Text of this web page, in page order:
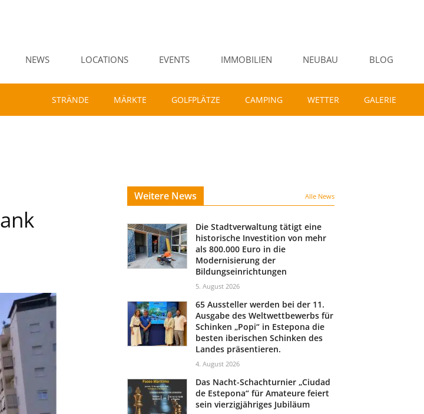
NEWS LOCATIONS EVENTS IMMOBILIEN NEUBAU BLOG
STRÄNDE MÄRKTE GOLFPLÄTZE CAMPING WETTER GALERIE
Weitere News Alle News
Die Stadtverwaltung tätigt eine
historische Investition von mehr
als 800.000 Euro in die
Modernisierung der
Bildungseinrichtungen
5. August 2026
65 Aussteller werden bei der 11.
Ausgabe des Weltwettbewerbs für
Schinken „Popi“ in Estepona die
besten iberischen Schinken des
Landes präsentieren.
4. August 2026
Das Nacht-Schachturnier „Ciudad
de Estepona“ für Amateure feiert
sein vierzigjähriges Jubiläum